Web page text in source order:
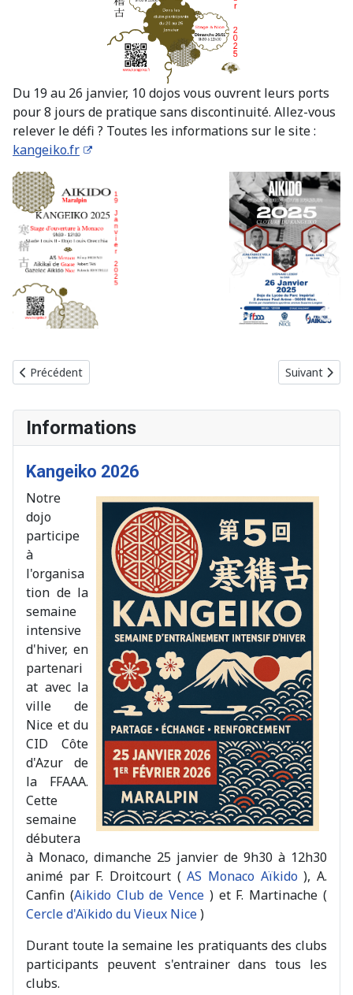
Du 19 au 26 janvier, 10 dojos vous ouvrent leurs ports
pour 8 jours de pratique sans discontinuité. Allez-vous
relever le défi ? Toutes les informations sur le site :
kangeiko.fr
Article précédent : Stage de Rentrée au Rayet ( Falicon)
Précédent Article
Suivant
Informations
Kangeiko 2026
Notre
dojo
participe
à
l'organisa
tion de la
semaine
intensive
d'hiver, en
partenari
at avec la
ville de
Nice et du
CID Côte
d'Azur de
la FFAAA.
Cette
semaine
débutera
à Monaco, dimanche 25 janvier de 9h30 à 12h30
animé par F. Droitcourt (AS Monaco Aïkido), A.
Canfin (Aikido Club de Vence ) et F. Martinache (
Cercle d'Aïkido du Vieux Nice)
Durant toute la semaine les pratiquants des clubs
participants peuvent s'entrainer dans tous les
clubs.